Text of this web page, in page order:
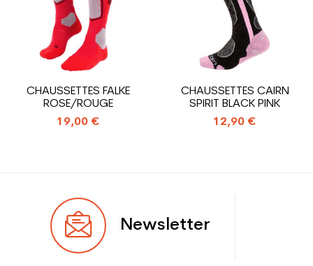
En achetant d'occasion :
Economie CO² (en kg)
femme loisir
CHAUSSETTES FALKE
ROSE/ROUGE
19,00 €
CHAUSSETTES CAIRN
SPIRIT BLACK PINK
12,90 €
Newsletter